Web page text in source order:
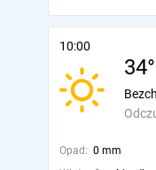
10:00
Opad: 0 mm